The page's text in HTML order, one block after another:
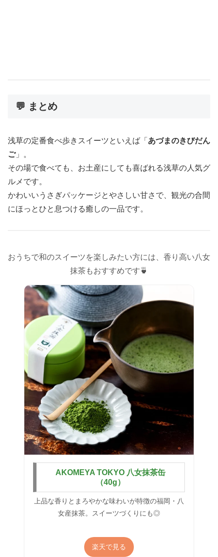
💬 まとめ
浅草の定番食べ歩きスイーツといえば「 あづまのきびだん
ご」。
その場で食べても、お土産にしても喜ばれる浅草の人気グ
ルメです。
かわいいうさぎパッケージとやさしい甘さで、観光の合間
にほっとひと息つける癒しの一品です。
おうちで和のスイーツを楽しみたい方には、香り高い八女
抹茶もおすすめです🍵
AKOMEYA TOKYO 八女抹茶缶
（40g）
上品な香りとまろやかな味わいが特徴の福岡・八
女産抹茶。スイーツづくりにも◎
楽天で見る